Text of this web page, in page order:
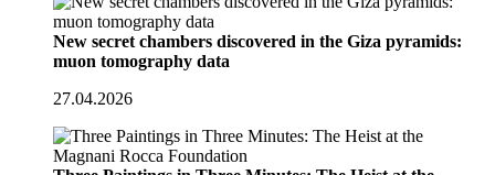
New secret chambers discovered in the Giza pyramids:
muon tomography data
27.04.2026